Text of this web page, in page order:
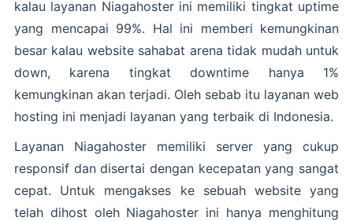
kalau layanan Niagahoster ini memiliki tingkat uptime
yang mencapai 99%. Hal ini memberi kemungkinan
besar kalau website sahabat arena tidak mudah untuk
down, karena tingkat downtime hanya 1%
kemungkinan akan terjadi. Oleh sebab itu layanan web
hosting ini menjadi layanan yang terbaik di Indonesia.
Layanan Niagahoster memiliki server yang cukup
responsif dan disertai dengan kecepatan yang sangat
cepat. Untuk mengakses ke sebuah website yang
telah dihost oleh Niagahoster ini hanya menghitung